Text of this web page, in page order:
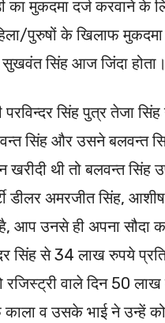
मुकदमा दर्ज करवाने के
पुरुषों के खिलाफ मुकदमा
सुखवंत सिंह आज जिंदा होता।
परविन्दर सिंह पुत्र तेजा
सिंह और उसने बलवन्त
थी तो बलवन्त सिंह
डीलर अमरजीत सिंह, आशीष
आप उनसे ही अपना सौदा
सिंह से 34 लाख रुपये
वाले दिन 50
व उसके भाई ने उन्हें